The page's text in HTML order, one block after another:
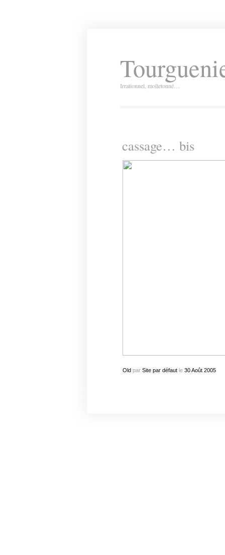
Irrationnel, molletonné…
cassage… bis
Oldpar Site par défautle 30 Août 2005